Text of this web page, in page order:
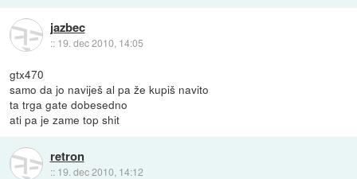
jazbec
:: 19. dec 2010, 14:05
gtx470
samo da jo naviješ al pa že kupiš navito
ta trga gate dobesedno
ati pa je zame top shit
retron
:: 19. dec 2010, 14:12